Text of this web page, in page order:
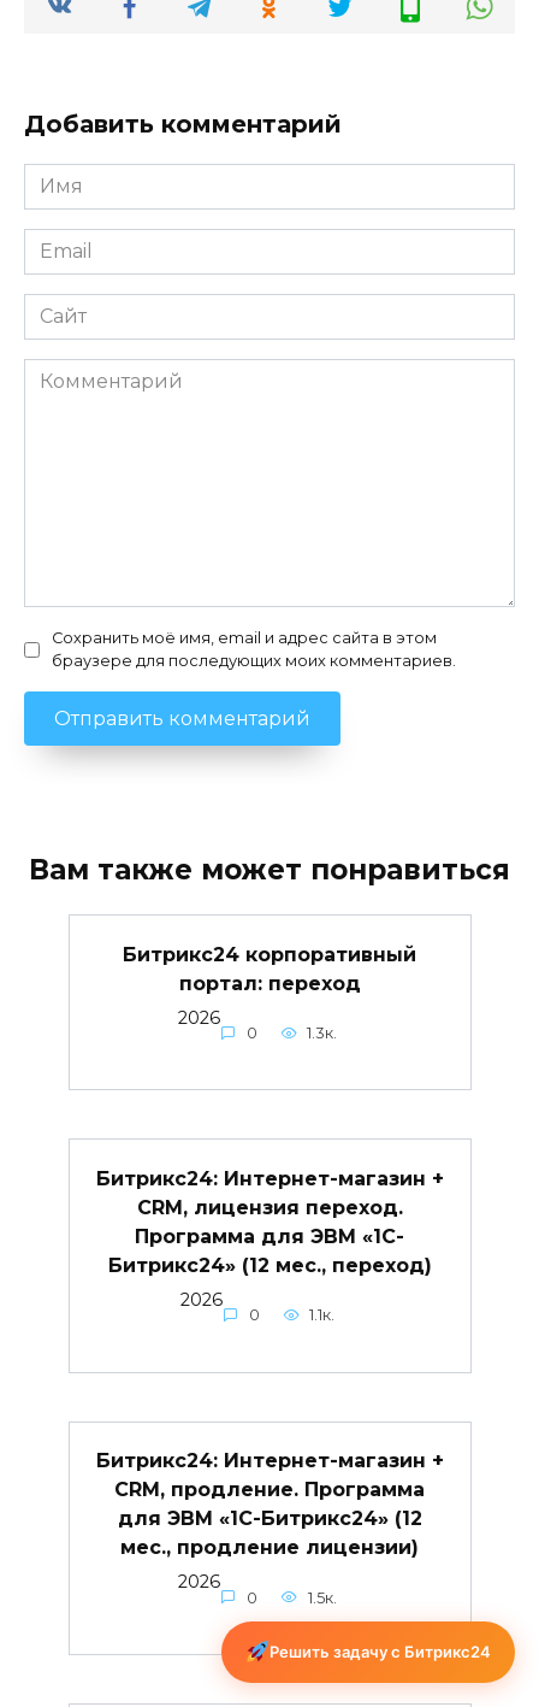
Добавить комментарий
Имя
*
Email
*
Сайт
Комментарий
Сохранить моё имя, email и адрес сайта в этом
браузере для последующих моих комментариев.
Вам также может понравиться
Битрикс24 корпоративный
портал: переход
2026
0 1.3к.
Битрикс24: Интернет-магазин +
CRM, лицензия переход.
Программа для ЭВМ «1С-
Битрикс24» (12 мес., переход)
2026
0 1.1к.
Битрикс24: Интернет-магазин +
CRM, продление. Программа
для ЭВМ «1С-Битрикс24» (12
мес., продление лицензии)
2026
0 1.5к.
Решить задачу с Битрикс24